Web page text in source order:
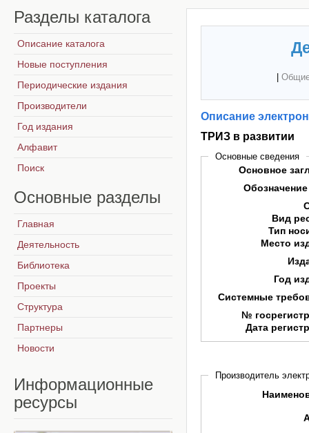
Описание
ТРИЗ в развитии
Основные сведения
Основное
Вид
Тип
Место
Год
Системные
№
Дата
Производитель
Разделы каталога
Описание каталога
Новые поступления
Периодические издания
Производители
Год издания
Алфавит
Поиск
Основные разделы
Главная
Деятельность
Библиотека
Проекты
Структура
Партнеры
Новости
Информационные
ресурсы